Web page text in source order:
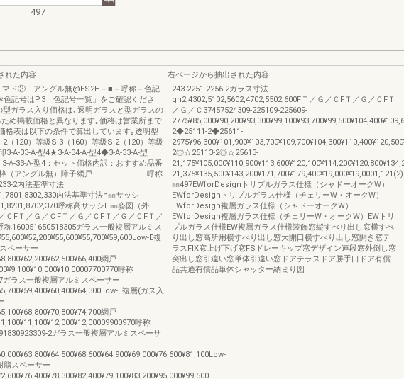
497
れた内容
マド② アングル無@ES2H－■－呼称－色記
記号はP.3「色記号一覧」をご確認くださ
ガラス入り価格は､透明ガラスと型ガラスの
め掲載価格と異なります｡価格は営業所まで
格表は以下の条件で算出しています｡透明型
2（120）等級S-3（160）等級S-2（120）等級
3-A-33-A-型4★3-A-34-A-型4◆3-A-33-A-型
A-33-A-型4：セット価格内訳：おすすめ品番
図枠（アングル無）障子網戸 呼称
2内法基準寸法
内法基準寸法h㎜サッシ
呼称高サッシH㎜姿図（外
ＣFＴ／Ｇ／ＣFＴ／Ｇ／ＣFＴ／Ｇ／ＣFＴ／
称160051650518305ガラス一般複層アルミス
E複
ペーサー
網戸
呼称
ガラス一般複層アルミスペーサー
E複層(ガス入
網戸
呼称
2ガラス一般複層アルミスペーサ
脂スペーサー
右ページから抽出された内容
243-2251-2256-2ガラス寸法
gh2,4302,5102,5602,4702,5502,600FＴ／Ｇ／ＣFＴ／Ｇ／ＣFＴ
／Ｇ／Ｃ37457524309-225109-225609-
2◆25111-2◆25611-
2◎☆25113-2◎☆25613-
㎜497EWforDesignトリプルガラス仕様（シャドーオークW）
EWforDesignトリプルガラス仕様（チェリーW・オークW）
EWforDesign複層ガラス仕様（シャドーオークW）
EWforDesign複層ガラス仕様（チェリーW・オークW）EWトリ
プルガラス仕様EW複層ガラス仕様装飾窓縦すべり出し窓横すべ
り出し窓高所用横すべり出し窓大開口横すべり出し窓開き窓テ
ラスFIX窓上げ下げ窓FSドレーキップ窓デザイン連段窓外倒し窓
突出し窓引違い窓単体引違い窓ドアテラスドア勝手口ドア有償
品共通有償品単体シャッター納まり図